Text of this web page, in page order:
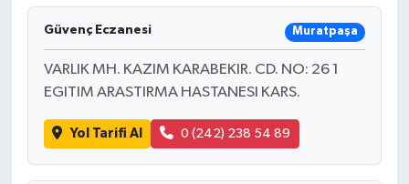
Güvenç Eczanesi Muratpaşa
VARLIK MH. KAZIM KARABEKIR. CD. NO: 26 1
EGITIM ARASTIRMA HASTANESI KARS.
Yol Tarifi Al 0 (242) 238 54 89